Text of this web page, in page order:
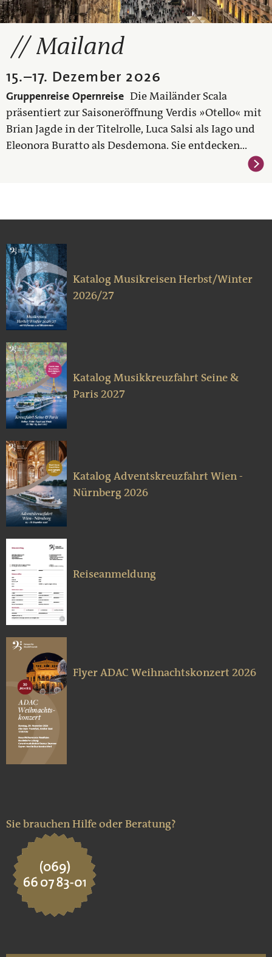
Mailand
15.–17. Dezember 2026
Gruppenreise Opernreise Die Mailänder Scala
präsentiert zur Saisoneröffnung Verdis »Otello« mit
Brian Jagde in der Titelrolle, Luca Salsi als Iago und
Eleonora Buratto als Desdemona. Sie entdecken...
Katalog Musikreisen Herbst/Winter
2026/27
Katalog Musikkreuzfahrt Seine &
Paris 2027
Katalog Adventskreuzfahrt Wien -
Nürnberg 2026
Reiseanmeldung
Flyer ADAC Weihnachtskonzert 2026
Sie brauchen Hilfe oder Beratung?